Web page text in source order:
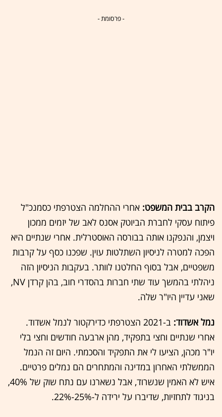
- פרסומת -
הקרב בבית המשפט: אחרי ההחלמה הצטרפתי כסמנכ"ל
פיתוח עסקי לחברת הביוטק אסנס לאב של יזמים ממכון
ויצמן, והנפקנו אותה בבורסה האוסטרלית. אחרי שנתיים היא
הפכה למטרה לניסיון השתלטות עוין. שפכנו כסף על קרבות
משפטיים, אבל בסוף החלטנו לוותר. בעקבות הניסיון הזה
ניהלתי בהמשך עוד שתי חברות בהסדרי חוב, בהן קרדן NV,
שאני עדיין היו"ר שלה.
נמל אשדוד:
ב-2021 הצטרפתי כדירקטור לנמל אשדוד.
אחרי שנתיים וחצי בתפקיד, מהן ארבעה חודשים וחצי בלי
יו"ר מכהן, הציעו לי את התפקיד והסכמתי. היום זה הנמל
הממשלתי האחרון במדינה והמתחרים הם נמלים פרטיים.
איש לא האמין שנשרוד, אבל נשארנו עם נתח שוק של 40%,
בניגוד לתחזיות, שדיברו על ירידה ל-25%-22%.